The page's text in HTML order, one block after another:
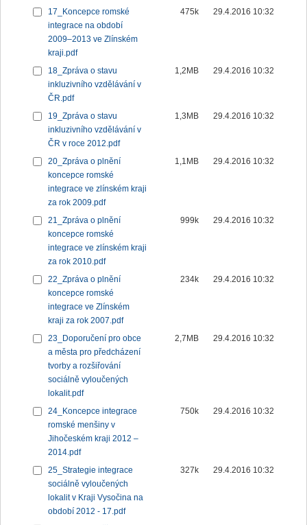
17_Koncepce romské
integrace na období
2009–2013 ve Zlínském
kraji.pdf
475k 29.4.2016 10:32
18_Zpráva o stavu
inkluzivního vzdělávání v
ČR.pdf
1,2MB 29.4.2016 10:32
19_Zpráva o stavu
inkluzivního vzdělávání v
ČR v roce 2012.pdf
1,3MB 29.4.2016 10:32
20_Zpráva o plnění
koncepce romské
integrace ve zlínském kraji
za rok 2009.pdf
1,1MB 29.4.2016 10:32
21_Zpráva o plnění
koncepce romské
integrace ve zlínském kraji
za rok 2010.pdf
999k 29.4.2016 10:32
22_Zpráva o plnění
koncepce romské
integrace ve Zlínském
kraji za rok 2007.pdf
234k 29.4.2016 10:32
23_Doporučení pro obce
a města pro předcházení
tvorby a rozšiřování
sociálně vyloučených
lokalit.pdf
2,7MB 29.4.2016 10:32
24_Koncepce integrace
romské menšiny v
Jihočeském kraji 2012 –
2014.pdf
750k 29.4.2016 10:32
25_Strategie integrace
sociálně vyloučených
lokalit v Kraji Vysočina na
období 2012 - 17.pdf
327k 29.4.2016 10:32